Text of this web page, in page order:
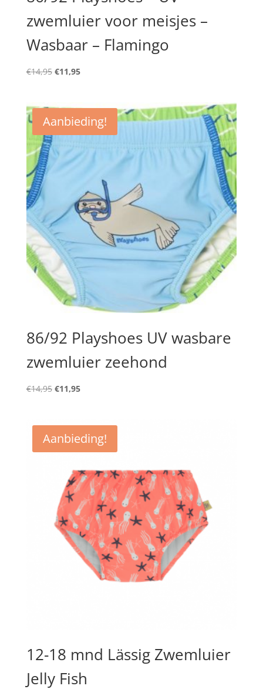
zwemluier voor meisjes –
Wasbaar – Flamingo
€14,95 Oorspronkelijke
€14,95.
€11,95Huidige
€11,95.
Aanbieding!
86/92 Playshoes UV wasbare
zwemluier zeehond
€14,95 Oorspronkelijke
€14,95.
€11,95Huidige
€11,95.
Aanbieding!
12-18 mnd Lässig Zwemluier
Jelly Fish